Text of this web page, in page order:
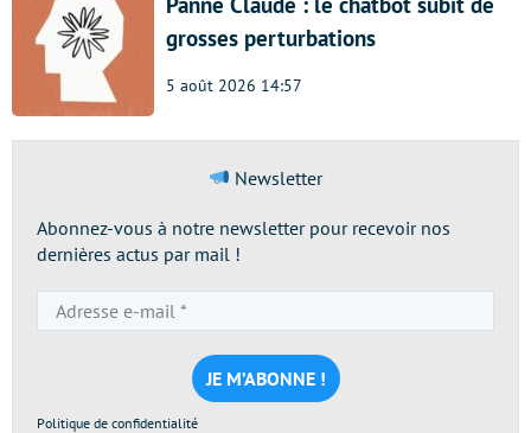
grosses perturbations
5 août 2026 14:57
Newsletter
Abonnez-vous à notre newsletter pour recevoir nos
dernières actus par mail !
e-
mail
*
Politique de confidentialité